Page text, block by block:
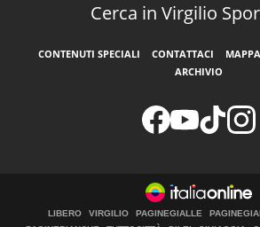
Cerca in Virgilio
CONTENUTI SPECIALI CONTATTACI
ARCHIVIO
LIBERO VIRGILIO PAGINEGIALLE